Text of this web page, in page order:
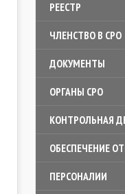
РЕЕСТР
ЧЛЕНСТВО В СРО
ДОКУМЕНТЫ
ОРГАНЫ СРО
КОНТРОЛЬНАЯ
ОБЕСПЕЧЕНИЕ
ПЕРСОНАЛИИ